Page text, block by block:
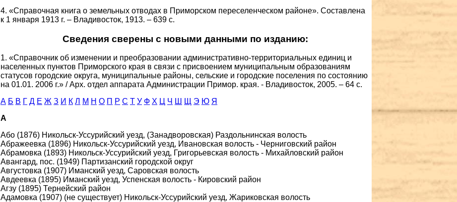
4. «Справочная книга о земельных отводах в Приморском переселенческом районе». Составлена
к 1 января 1913 г. – Владивосток, 1913. – 639 с.
Сведения сверены с новыми данными по изданию:
1. «Справочник об изменении и преобразовании административно-территориальных единиц и
населенных пунктов Приморского края в связи с присвоением муниципальным образованиям
статусов городские округа, муниципальные районы, сельские и городские поселения по состоянию
на 01.01. 2006 г.» / Арх. отдел аппарата Администрации Примор. края. - Владивосток, 2005. – 64 с.
А Б В Г Д Е Ж З И К Л М Н О П Р С Т У Ф Х Ц Ч Ш Щ Э Ю Я
А
Або (1876) Никольск-Уссурийский уезд, (Занадворовская) Раздольнинская волость
Абражеевка (1896) Никольск-Уссурийский уезд, Ивановская волость - Черниговский район
Абрамовка (1893) Никольск-Уссурийский уезд, Григорьевская волость - Михайловский район
Авангард, пос. (1949) Партизанский городской округ
Августовка (1907) Иманский уезд, Саровская волость
Авдеевка (1895) Иманский уезд, Успенская волость - Кировский район
Агзу (1895) Тернейский район
Адамовка (1907) (не существует) Никольск-Уссурийский уезд, Жариковская волость